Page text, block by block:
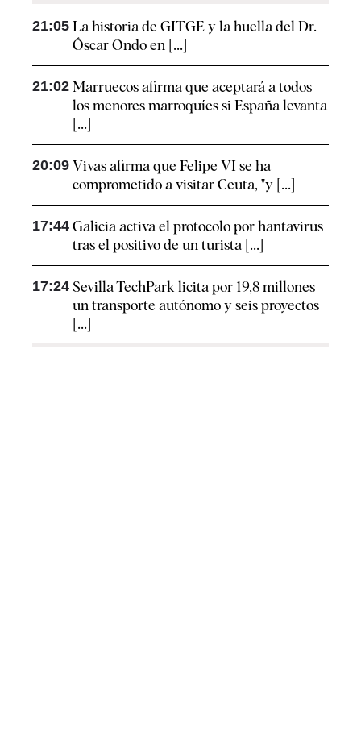
21:05 La historia de GITGE y la huella del Dr.
Óscar Ondo en [...]
21:02 Marruecos afirma que aceptará a todos
los menores marroquíes si España levanta
[...]
20:09 Vivas afirma que Felipe VI se ha
comprometido a visitar Ceuta, "y [...]
17:44 Galicia activa el protocolo por hantavirus
tras el positivo de un turista [...]
17:24 Sevilla TechPark licita por 19,8 millones
un transporte autónomo y seis proyectos
[...]